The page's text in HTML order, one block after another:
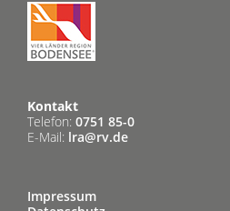
Kontakt
Telefon: 0751 85-0
E-Mail: lra@rv.de
Impressum